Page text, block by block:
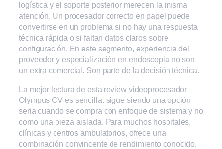
logística y el soporte posterior merecen la misma
atención. Un procesador correcto en papel puede
convertirse en un problema si no hay una respuesta
técnica rápida o si faltan datos claros sobre
configuración. En este segmento, experiencia del
proveedor y especialización en endoscopia no son
un extra comercial. Son parte de la decisión técnica.
La mejor lectura de esta review videoprocesador
Olympus CV es sencilla: sigue siendo una opción
seria cuando se compra con enfoque de sistema y no
como una pieza aislada. Para muchos hospitales,
clínicas y centros ambulatorios, ofrece una
combinación convincente de rendimiento conocido,